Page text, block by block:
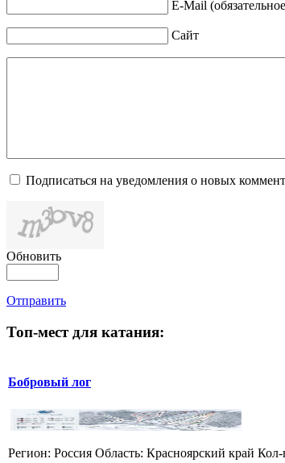
E-Mail
Сайт
Подписаться на уведомления о новых
Обновить
Отправить
Топ-мест для катания:
Бобровый лог
Регион: Россия Область: Красноярский край